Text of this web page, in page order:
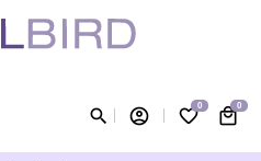
search account_circle favorite_border0 local_mall0